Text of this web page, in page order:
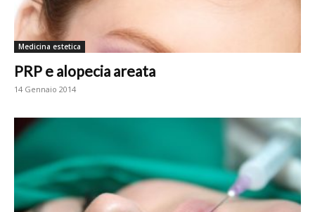
Medicina estetica
PRP e alopecia areata
14 Gennaio 2014